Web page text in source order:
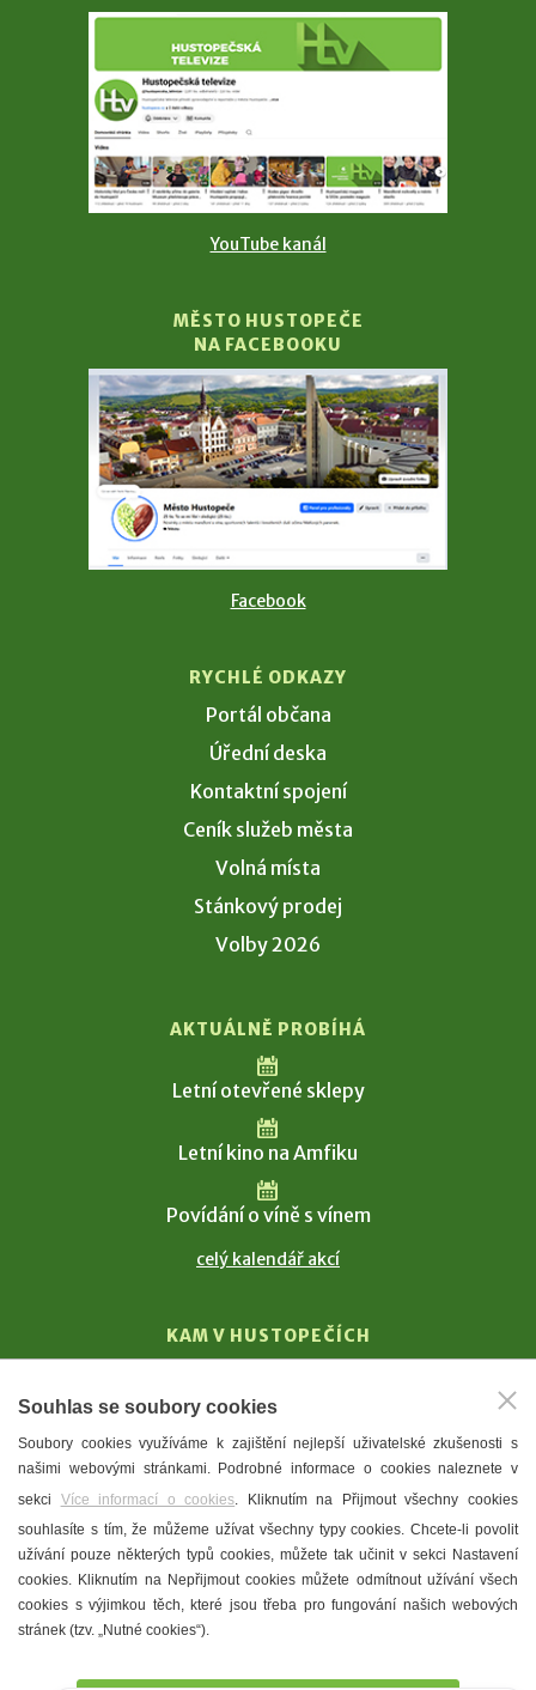
YouTube kanál
MĚSTO HUSTOPEČE
NA FACEBOOKU
Facebook
RYCHLÉ ODKAZY
Portál občana
Úřední deska
Kontaktní spojení
Ceník služeb města
Volná místa
Stánkový prodej
Volby 2026
AKTUÁLNĚ PROBÍHÁ
Letní otevřené sklepy
Letní kino na Amfiku
Povídání o víně s vínem
celý kalendář akcí
KAM V HUSTOPEČÍCH
T. G. Masaryk
Mandloně
Ubytování
Restaurace
Městské muzeum a galerie
Denní meníčka
Souhlas se soubory cookies
Soubory cookies využíváme k zajištění nejlepší uživatelské zkušenosti s
našimi webovými stránkami. Podrobné informace o cookies naleznete v
sekci Více informací o cookies. Kliknutím na Přijmout všechny cookies
souhlasíte s tím, že můžeme užívat všechny typy cookies. Chcete-li povolit
užívání pouze některých typů cookies, můžete tak učinit v sekci Nastavení
cookies. Kliknutím na Nepřijmout cookies můžete odmítnout užívání všech
cookies s výjimkou těch, které jsou třeba pro fungování našich webových
stránek (tzv. „Nutné cookies“).